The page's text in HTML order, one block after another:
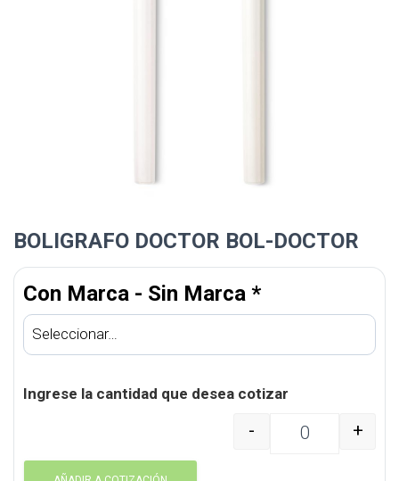
BOLIGRAFO DOCTOR BOL-DOCTOR
Con Marca - Sin Marca *
Ingrese la cantidad que desea cotizar
BOLIGRAFO DOCTOR
- +